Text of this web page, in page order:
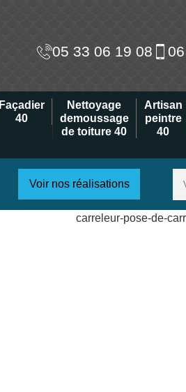
05 33 06 19 08
Façadier
40
Nettoyage
demoussage
de toiture 40
Artisan
peintre
40
Voir nos réalisations